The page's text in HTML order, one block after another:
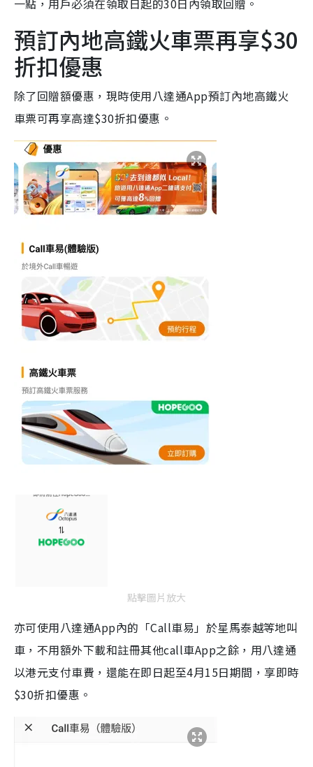
一點，用戶必須在領取日起的30日內領取回贈。
預訂內地高鐵火車票再享$30
折扣優惠
除了回贈額優惠，現時使用八達通App預訂內地高鐵火
車票可再享高達$30折扣優惠。
點擊圖片放大
亦可使用八達通App內的「Call車易」於星馬泰越等地叫
車，不用額外下載和註冊其他call車App之餘，用八達通
以港元支付車費，還能在即日起至4月15日期間，享即時
$30折扣優惠。